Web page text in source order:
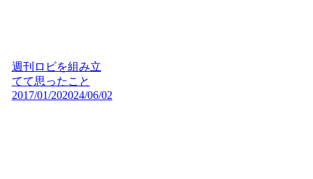
週刊ロビを組み立
てて思ったこと
2017/01/202024/06/02